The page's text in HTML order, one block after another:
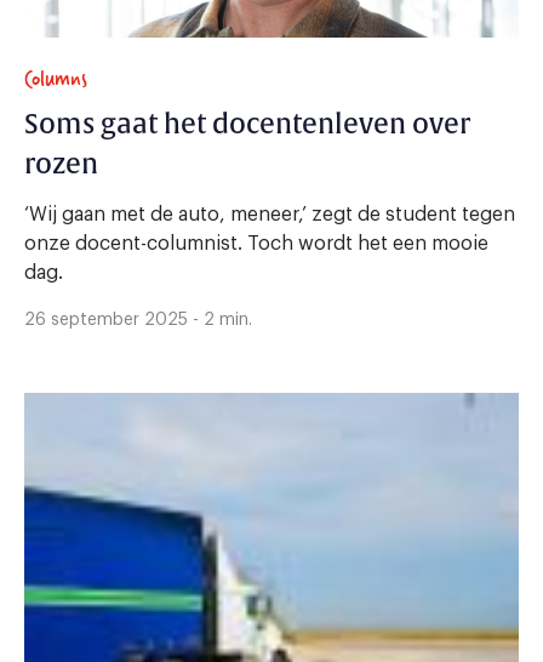
Columns
Soms gaat het docentenleven over
rozen
‘Wij gaan met de auto, meneer,’ zegt de student tegen
onze docent-columnist. Toch wordt het een mooie
dag.
26 september 2025 - 2 min.